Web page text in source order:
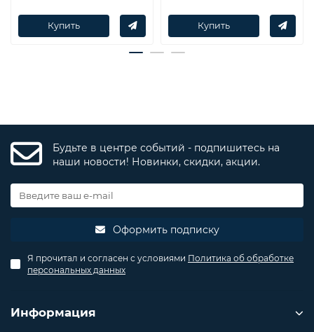
Купить Купить
Будьте в центре событий - подпишитесь на
наши новости! Новинки, скидки, акции.
Оформить подписку
Я прочитал и согласен с условиями Политика об обработке
персональных данных
Информация